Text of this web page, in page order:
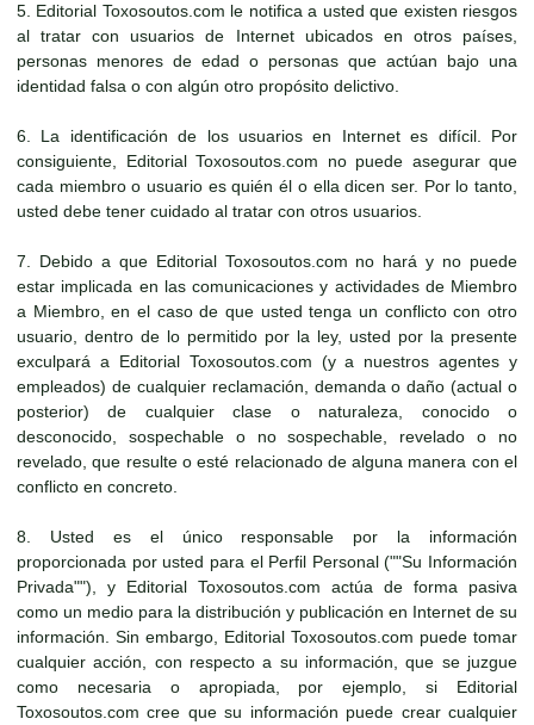
5. Editorial Toxosoutos.com le notifica a usted que existen riesgos
al tratar con usuarios de Internet ubicados en otros países,
personas menores de edad o personas que actúan bajo una
identidad falsa o con algún otro propósito delictivo.
6. La identificación de los usuarios en Internet es difícil. Por
consiguiente, Editorial Toxosoutos.com no puede asegurar que
cada miembro o usuario es quién él o ella dicen ser. Por lo tanto,
usted debe tener cuidado al tratar con otros usuarios.
7. Debido a que Editorial Toxosoutos.com no hará y no puede
estar implicada en las comunicaciones y actividades de Miembro
a Miembro, en el caso de que usted tenga un conflicto con otro
usuario, dentro de lo permitido por la ley, usted por la presente
exculpará a Editorial Toxosoutos.com (y a nuestros agentes y
empleados) de cualquier reclamación, demanda o daño (actual o
posterior) de cualquier clase o naturaleza, conocido o
desconocido, sospechable o no sospechable, revelado o no
revelado, que resulte o esté relacionado de alguna manera con el
conflicto en concreto.
8. Usted es el único responsable por la información
proporcionada por usted para el Perfil Personal (""Su Información
Privada""), y Editorial Toxosoutos.com actúa de forma pasiva
como un medio para la distribución y publicación en Internet de su
información. Sin embargo, Editorial Toxosoutos.com puede tomar
cualquier acción, con respecto a su información, que se juzgue
como necesaria o apropiada, por ejemplo, si Editorial
Toxosoutos.com cree que su información puede crear cualquier